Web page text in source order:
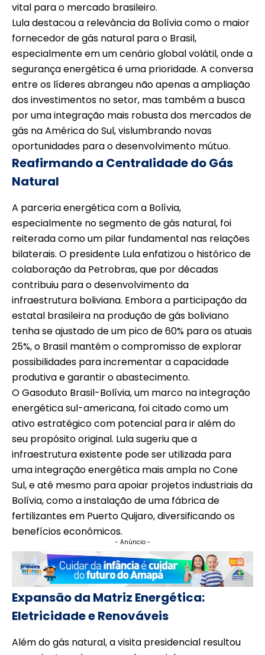
vital para o mercado brasileiro.
Lula destacou a relevância da Bolívia como o maior
fornecedor de gás natural para o Brasil,
especialmente em um cenário global volátil, onde a
segurança energética é uma prioridade. A conversa
entre os líderes abrangeu não apenas a ampliação
dos investimentos no setor, mas também a busca
por uma integração mais robusta dos mercados de
gás na América do Sul, vislumbrando novas
oportunidades para o desenvolvimento mútuo.
Reafirmando a Centralidade do Gás
Natural
A parceria energética com a Bolívia,
especialmente no segmento de gás natural, foi
reiterada como um pilar fundamental nas relações
bilaterais. O presidente Lula enfatizou o histórico de
colaboração da Petrobras, que por décadas
contribuiu para o desenvolvimento da
infraestrutura boliviana. Embora a participação da
estatal brasileira na produção de gás boliviano
tenha se ajustado de um pico de 60% para os atuais
25%, o Brasil mantém o compromisso de explorar
possibilidades para incrementar a capacidade
produtiva e garantir o abastecimento.
O Gasoduto Brasil-Bolívia, um marco na integração
energética sul-americana, foi citado como um
ativo estratégico com potencial para ir além do
seu propósito original. Lula sugeriu que a
infraestrutura existente pode ser utilizada para
uma integração energética mais ampla no Cone
Sul, e até mesmo para apoiar projetos industriais da
Bolívia, como a instalação de uma fábrica de
fertilizantes em Puerto Quijaro, diversificando os
benefícios econômicos.
- Anúncio -
Expansão da Matriz Energética:
Eletricidade e Renováveis
Além do gás natural, a visita presidencial resultou